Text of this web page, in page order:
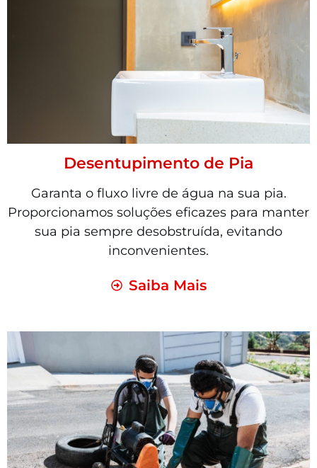
Desentupimento de Pia
Garanta o fluxo livre de água na sua pia.
Proporcionamos soluções eficazes para manter
sua pia sempre desobstruída, evitando
inconvenientes.
Saiba Mais